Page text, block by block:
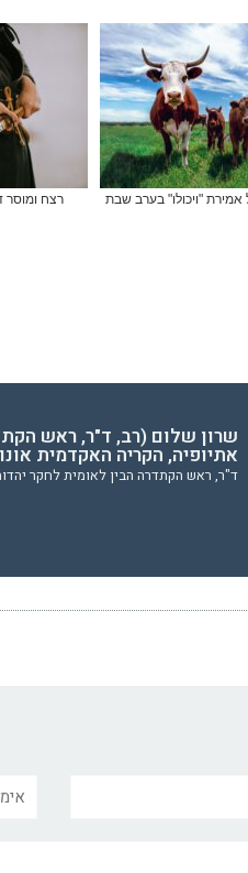
אמירת "ויכולו" בערב שבת רצח ומוסר
שרון שלום (רב, ד"ר, ראש
אתיופיה, הקריה האקדמית
ד"ר, ראש הקתדרה הבין לאומית לחקר